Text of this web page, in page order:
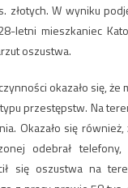
złotych. W wyniku
letni mieszkaniec
oszustwa.
okazało się, że
przestępstw. Na
Okazało się
odebrał
się oszustwa na